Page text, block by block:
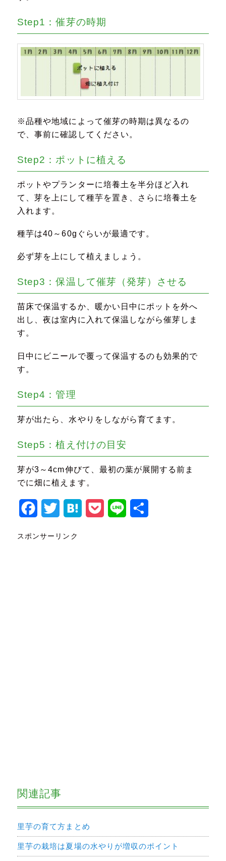
Step1：催芽の時期
※品種や地域によって催芽の時期は異なるの
で、事前に確認してください。
Step2：ポットに植える
ポットやプランターに培養土を半分ほど入れ
て、芽を上にして種芋を置き、さらに培養土を
入れます。
種芋は40～60gぐらいが最適です。
必ず芽を上にして植えましょう。
Step3：保温して催芽（発芽）させる
苗床で保温するか、暖かい日中にポットを外へ
出し、夜は室内に入れて保温しながら催芽しま
す。
日中にビニールで覆って保温するのも効果的で
す。
Step4：管理
芽が出たら、水やりをしながら育てます。
Step5：植え付けの目安
芽が3～4cm伸びて、最初の葉が展開する前ま
でに畑に植えます。
Facebook
Twitter HatenaPocket Line
スポンサーリンク
関連記事
里芋の育て方まとめ
里芋の栽培は夏場の水やりが増収のポイント